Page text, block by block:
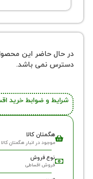
حاضر این محصول در انبار
نمی باشد.
و ضوابط خرید اقساطی
در انبار هگمتان کالا